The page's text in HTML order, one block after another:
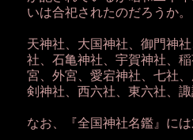
いは合祀されたのだろうか。
天神社、大国神社、御門神
社、石亀神社、宇賀神社、
宮、外宮、愛宕神社、七社
剣神社、西六社、東六社、諏
なお、『全国神社名鑑』には